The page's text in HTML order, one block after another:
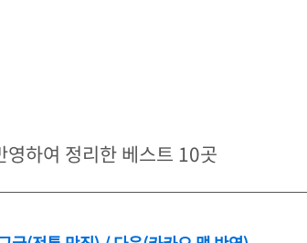
하여 정리한 베스트 10곳